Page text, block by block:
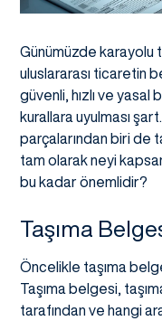
Günümüzde karayolu
uluslararası ticaretin
güvenli, hızlı ve yasal
kurallara uyulması
parçalarından biri de
tam olarak neyi
bu kadar önemlidir?
Taşıma
Öncelikle taşıma
Taşıma belgesi,
tarafından ve hangi